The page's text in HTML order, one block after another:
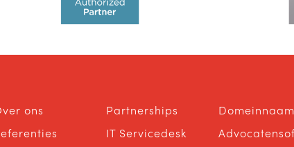
ons
Partnerships
IT Servicedesk
Domeinnaam